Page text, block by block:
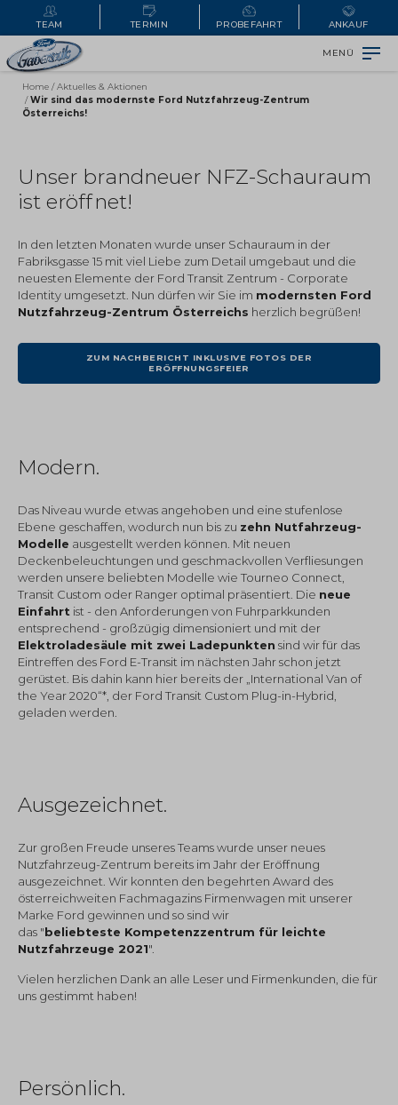
TEAM TERMIN PROBEFAHRT ANKAUF
MENÜ
Home /Aktuelles & Aktionen
/Wir sind das modernste Ford Nutzfahrzeug-Zentrum
Österreichs!
Unser brandneuer NFZ-Schauraum
ist eröffnet!
In den letzten Monaten wurde unser Schauraum in der
Fabriksgasse 15 mit viel Liebe zum Detail umgebaut und die
neuesten Elemente der Ford Transit Zentrum - Corporate
Identity umgesetzt. Nun dürfen wir Sie im modernsten Ford
Nutzfahrzeug-Zentrum Österreichs herzlich begrüßen!
ZUM NACHBERICHT INKLUSIVE FOTOS DER
ERÖFFNUNGSFEIER
Modern.
Das Niveau wurde etwas angehoben und eine stufenlose
Ebene geschaffen, wodurch nun bis zu zehn Nutfahrzeug-
Modelle ausgestellt werden können. Mit neuen
Deckenbeleuchtungen und geschmackvollen Verfliesungen
werden unsere beliebten Modelle wie Tourneo Connect,
Transit Custom oder Ranger optimal präsentiert. Die neue
Einfahrt ist - den Anforderungen von Fuhrparkkunden
entsprechend - großzügig dimensioniert und mit der
Elektroladesäule mit zwei Ladepunkten sind wir für das
Eintreffen des Ford E-Transit im nächsten Jahr schon jetzt
gerüstet. Bis dahin kann hier bereits der „International Van of
the Year 2020“*, der Ford Transit Custom Plug-in-Hybrid,
geladen werden.
Ausgezeichnet.
Zur großen Freude unseres Teams wurde unser neues
Nutzfahrzeug-Zentrum bereits im Jahr der Eröffnung
ausgezeichnet. Wir konnten den begehrten Award des
österreichweiten Fachmagazins Firmenwagen mit unserer
Marke Ford gewinnen und so sind wir
das "beliebteste Kompetenzzentrum für leichte
Nutzfahrzeuge 2021".
Vielen herzlichen Dank an alle Leser und Firmenkunden, die für
uns gestimmt haben!
Persönlich.